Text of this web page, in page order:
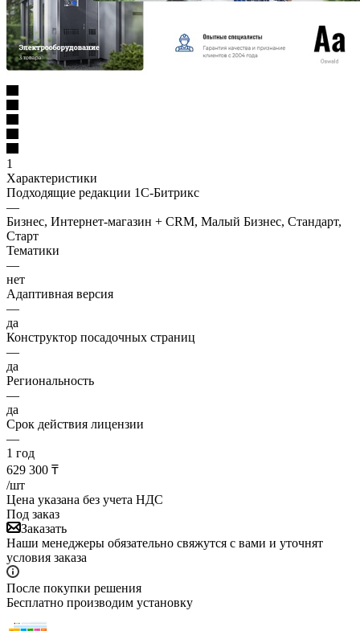
1
Характеристики
Подходящие редакции 1С-Битрикс
—
Бизнес, Интернет-магазин + CRM, Малый Бизнес, Стандарт,
Старт
Тематики
—
нет
Адаптивная версия
—
да
Конструктор посадочных страниц
—
да
Региональность
—
да
Срок действия лицензии
—
1 год
629 300 ₸
/шт
Цена указана без учета НДС
Под заказ
Заказать
Наши менеджеры обязательно свяжутся с вами и уточнят
условия заказа
После покупки решения
Бесплатно производим установку